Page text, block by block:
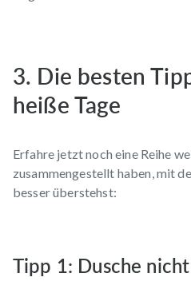
3. Die besten
heiße Tage
Erfahre jetzt noch eine Reihe
zusammengestellt haben, mit
besser überstehst:
Tipp 1: Dusche